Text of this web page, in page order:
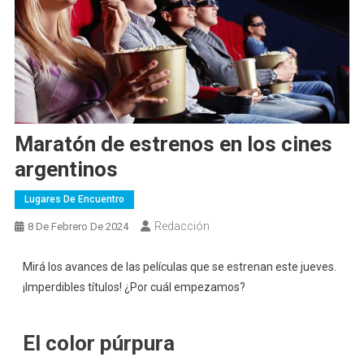
Maratón de estrenos en los cines
argentinos
Lugares De Encuentro
8 De Febrero De 2024 Redacción
Mirá los avances de las películas que se estrenan este jueves.
¡Imperdibles títulos! ¿Por cuál empezamos?
El color púrpura